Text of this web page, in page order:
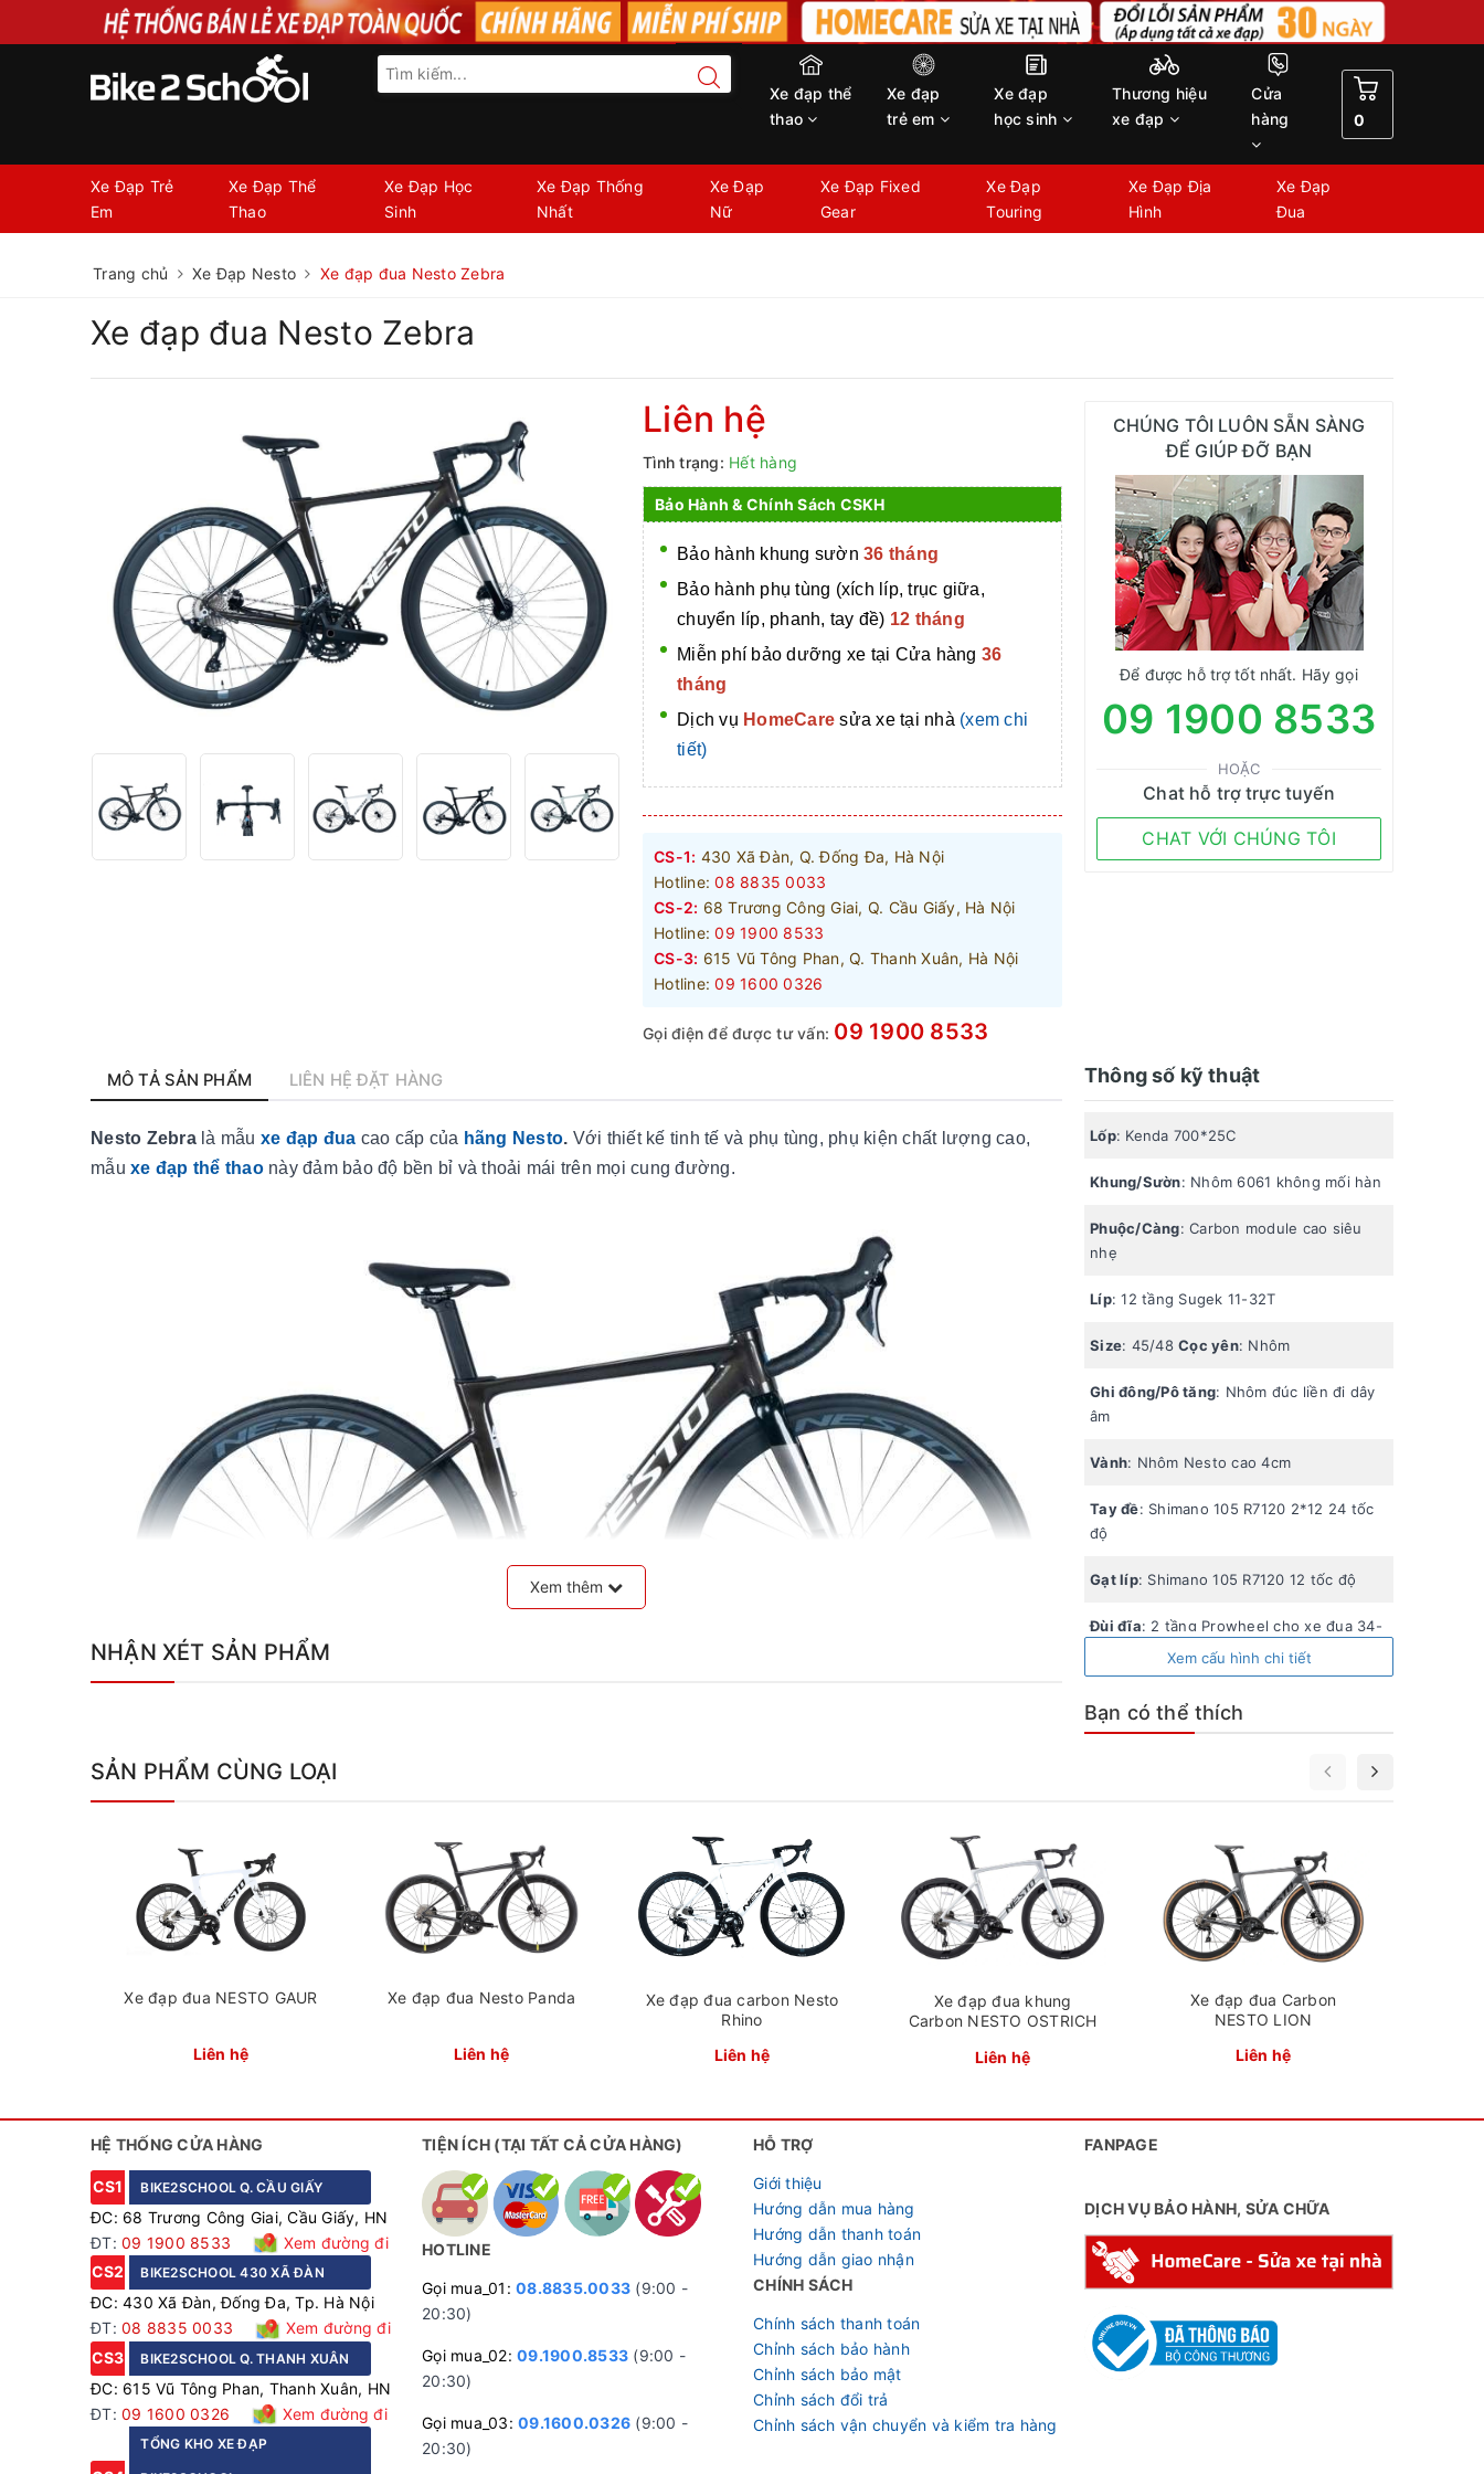
Xe đạp thể
thao
Xe đạp
trẻ em
Xe đạp
học sinh
Thương hiệu
xe đạp
Cửa
hàng
0
Xe Đạp Trẻ
Em
Xe Đạp Thể
Thao
Xe Đạp Học
Sinh
Xe Đạp Thống
Nhất
Xe Đạp
Nữ
Xe Đạp Fixed
Gear
Xe Đạp
Touring
Xe Đạp Địa
Hình
Xe Đạp
Đua
Trang chủ Xe Đạp Nesto Xe đạp đua Nesto Zebra
Xe đạp đua Nesto Zebra
Liên hệ
Tình trạng: Hết hàng
Bảo Hành & Chính Sách CSKH
Bảo hành khung sườn 36 tháng
Bảo hành phụ tùng (xích líp, trục giữa,
chuyển líp, phanh, tay đề) 12 tháng
Miễn phí bảo dưỡng xe tại Cửa hàng 36
tháng
Dịch vụ HomeCaresửa xe tại nhà (xem chi
tiết)
CS-1: 430 Xã Đàn, Q. Đống Đa, Hà Nội
Hotline: 08 8835 0033
CS-2: 68 Trương Công Giai, Q. Cầu Giấy, Hà Nội
Hotline: 09 1900 8533
CS-3: 615 Vũ Tông Phan, Q. Thanh Xuân, Hà Nội
Hotline: 09 1600 0326
Gọi điện để được tư vấn: 09 1900 8533
CHÚNG TÔI LUÔN SẴN SÀNG
ĐỂ GIÚP ĐỠ BẠN
Để được hỗ trợ tốt nhất. Hãy gọi
09 1900 8533
HOẶC
Chat hỗ trợ trực tuyến
CHAT VỚI CHÚNG TÔI
MÔ TẢ SẢN PHẨM LIÊN HỆ ĐẶT HÀNG
Nesto Zebralà mẫu xe đạp đua cao cấp của hãng Nesto. Với thiết kế tinh tế và phụ tùng, phụ kiện chất lượng cao,
mẫu xe đạp thể thaonày đảm bảo độ bền bỉ và thoải mái trên mọi cung đường.
Khung sườn hợp kim nhôm 6061 không mối hàn
Khung sườn của Nesto Zebra được chế tạo từ nhôm 6061 không mối hàn, mang lại sự kết hợp hoàn hảo giữa độ cứng
và trọng lượng nhẹ. Công nghệ hàn liền mạch giúp tăng cường khả năng chịu lực và giảm thiểu các điểm yếu trên
khung, đảm bảo sự ổn định khi đua ở tốc độ cao.
Xem thêm
NHẬN XÉT SẢN PHẨM
Thông số kỹ thuật
Lốp: Kenda 700*25C
Khung/Sườn: Nhôm 6061 không mối hàn
Phuộc/Càng: Carbon module cao siêu
nhẹ
Líp: 12 tầng Sugek 11-32T
Size: 45/48 Cọc yên: Nhôm
Ghi đông/Pô tăng: Nhôm đúc liền đi dây
âm
Vành: Nhôm Nesto cao 4cm
Tay đề: Shimano 105 R7120 2*12 24 tốc
độ
Gạt líp: Shimano 105 R7120 12 tốc độ
Đùi đĩa: 2 tầng Prowheel cho xe đua 34-
: Đen, Xám, Trắng, Ghi đen
Xem cấu hình chi tiết
Bạn có thể thích
SẢN PHẨM CÙNG LOẠI
Xe đạp đua NESTO GAUR
Liên hệ
Xe đạp đua Nesto Panda
Liên hệ
Xe đạp đua carbon Nesto
Rhino
Liên hệ
Xe đạp đua khung
Carbon NESTO OSTRICH
Liên hệ
Xe đạp đua Carbon
NESTO LION
Liên hệ
HỆ THỐNG CỬA HÀNG
CS1 BIKE2SCHOOL Q. CẦU GIẤY
ĐC: 68 Trương Công Giai, Cầu Giấy, HN
ĐT: 09 1900 8533
Xem đường đi
CS2
BIKE2SCHOOL 430 XÃ ĐÀN
ĐC: 430 Xã Đàn, Đống Đa, Tp. Hà Nội
ĐT: 08 8835 0033
Xem đường đi
CS3
BIKE2SCHOOL Q. THANH XUÂN
ĐC: 615 Vũ Tông Phan, Thanh Xuân, HN
ĐT: 09 1600 0326 Xem đường đi
TỔNG KHO XE ĐẠP
TIỆN ÍCH (TẠI TẤT CẢ CỬA HÀNG)
HOTLINE
Gọi mua_01: 08.8835.0033 (9:00 -
20:30)
Gọi mua_02: 09.1900.8533 (9:00 -
20:30)
Gọi mua_03: 09.1600.0326 (9:00 -
20:30)
HỖ TRỢ
Giới thiệu
Hướng dẫn mua hàng
Hướng dẫn thanh toán
Hướng dẫn giao nhận
CHÍNH SÁCH
Chính sách thanh toán
Chỉnh sách bảo hành
Chỉnh sách bảo mật
Chỉnh sách đổi trả
Chỉnh sách vận chuyển và kiểm tra hàng
FANPAGE
DỊCH VỤ BẢO HÀNH, SỬA CHỮA